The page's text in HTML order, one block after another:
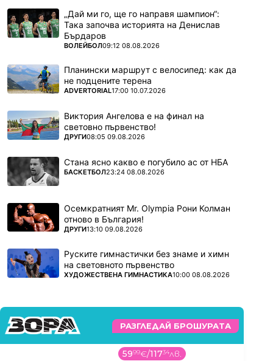
„Дай ми го, ще го направя шампион“:
Така започва историята на Денислав
Бърдаров
ПОВЕЧЕ ОТ
ВОЛЕЙБОЛ09:12 08.08.2026
Планински маршрут с велосипед: как да
не подцените терена
ПОВЕЧЕ ОТ
ADVERTORIAL17:00 10.07.2026
Виктория Ангелова е на финал на
световно първенство!
ПОВЕЧЕ ОТ
ДРУГИ08:05 09.08.2026
Стана ясно какво е погубило ас от НБА
ПОВЕЧЕ ОТ
БАСКЕТБОЛ23:24 08.08.2026
Осемкратният Mr. Olympia Рони Колман
отново в България!
ПОВЕЧЕ ОТ
ДРУГИ13:10 09.08.2026
Руските гимнастички без знаме и химн
на световното първенство
ПОВЕЧЕ ОТ
ХУДОЖЕСТВЕНА ГИМНАСТИКА10:00 08.08.2026
РАЗГЛЕДАЙ БРОШУРАТА
5999€/11734лв.